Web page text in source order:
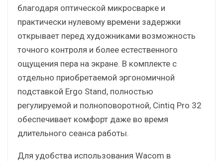
благодаря оптической микросварке и
практически нулевому времени задержки
открывает перед художниками возможность
точного контроля и более естественного
ощущения пера на экране. В комплекте с
отдельно приобретаемой эргономичной
подставкой Ergo Stand, полностью
регулируемой и полноповоротной, Cintiq Pro 32
обеспечивает комфорт даже во время
длительного сеанса работы.
Для удобства использования Wacom в